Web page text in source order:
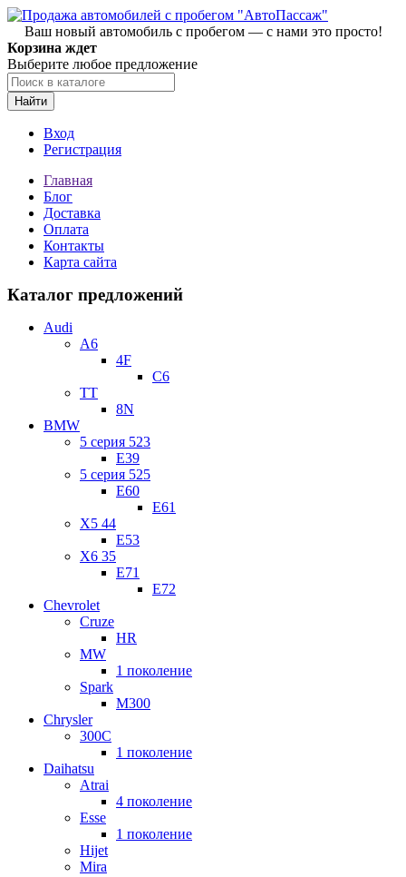
Ваш новый автомобиль с пробегом — с нами это просто!
Корзина ждет
Выберите любое предложение
Найти
Вход
Регистрация
Главная
Блог
Доставка
Оплата
Контакты
Карта сайта
Каталог предложений
Audi
A6
4F
C6
TT
8N
BMW
5 серия 523
E39
5 серия 525
E60
E61
X5 44
E53
X6 35
E71
E72
Chevrolet
Cruze
HR
MW
1 поколение
Spark
M300
Chrysler
300C
1 поколение
Daihatsu
Atrai
4 поколение
Esse
1 поколение
Hijet
Mira